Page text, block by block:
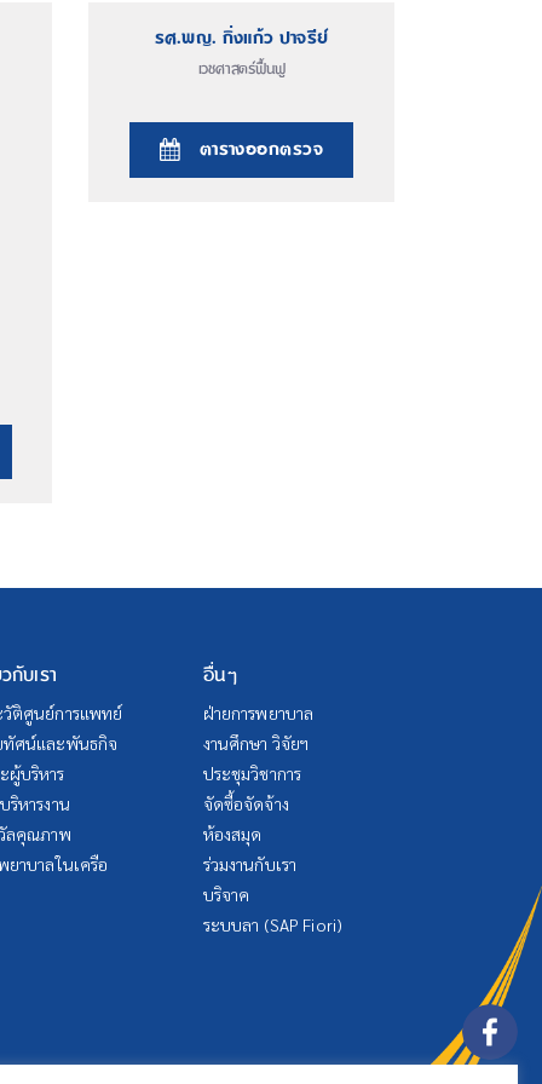
เวชศาสตร์ฟื้นฟู
รศ.พญ. กิ่งแก้ว ปาจรีย์
ตารางออกตรวจ
กับเรา
วัติศูนย์การแพทย์
ทัศน์และพันธกิจ
ผู้บริหาร
ริหารงาน
ลคุณภาพ
ยาบาลในเครือ
อื่นๆ
ฝ่ายการพยาบาล
งานศึกษา วิจัยฯ
ประชุมวิชาการ
จัดซื้อจัดจ้าง
ห้องสมุด
ร่วมงานกับเรา
บริจาค
ระบบลา (SAP Fiori)